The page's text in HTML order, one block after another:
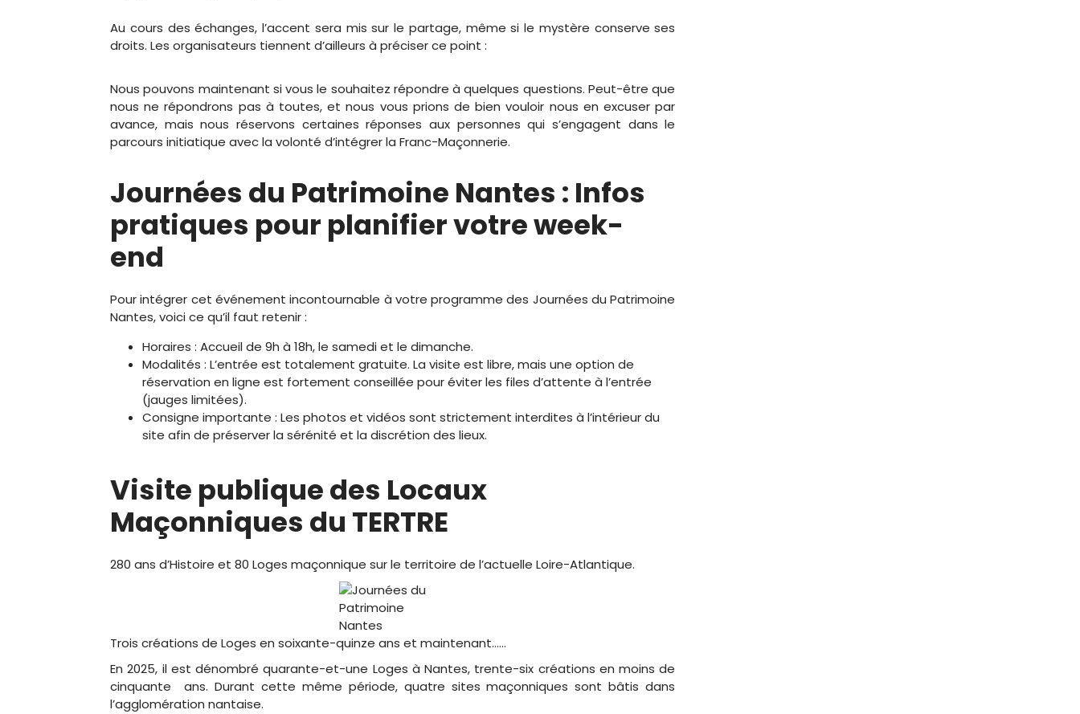
Au cours des échanges, l’accent sera mis sur le partage, même si le mystère conserve ses
droits. Les organisateurs tiennent d’ailleurs à préciser ce point :
Nous pouvons maintenant si vous le souhaitez répondre à quelques questions. Peut-être que
nous ne répondrons pas à toutes, et nous vous prions de bien vouloir nous en excuser par
avance, mais nous réservons certaines réponses aux personnes qui s’engagent dans le
parcours initiatique avec la volonté d’intégrer la Franc-Maçonnerie.
Journées du Patrimoine Nantes : Infos
pratiques pour planifier votre week-
end
Pour intégrer cet événement incontournable à votre programme des Journées du Patrimoine
Nantes, voici ce qu’il faut retenir :
Horaires : Accueil de 9h à 18h, le samedi et le dimanche.
Modalités : L’entrée est totalement gratuite. La visite est libre, mais une option de
réservation en ligne est fortement conseillée pour éviter les files d’attente à l’entrée
(jauges limitées).
Consigne importante : Les photos et vidéos sont strictement interdites à l’intérieur du
site afin de préserver la sérénité et la discrétion des lieux.
Visite publique des Locaux
Maçonniques du TERTRE
280 ans d’Histoire et 80 Loges maçonnique sur le territoire de l’actuelle Loire-Atlantique.
Trois créations de Loges en soixante-quinze ans et maintenant……
En 2025, il est dénombré quarante-et-une Loges à Nantes, trente-six créations en moins de
cinquante ans. Durant cette même période, quatre sites maçonniques sont bâtis dans
l’agglomération nantaise.